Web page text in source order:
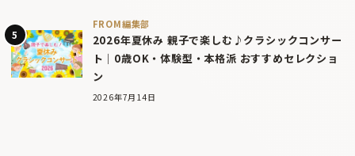
FROM編集部
2026年夏休み 親子で楽しむ♪クラシックコンサー
ト｜0歳OK・体験型・本格派 おすすめセレクショ
ン
2026年7月14日